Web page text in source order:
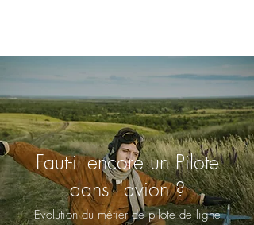
Faut-il encore un Pilote
dans l'avion ?
Évolution du métier de pilote de ligne